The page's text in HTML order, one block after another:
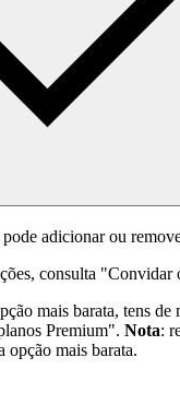
adicionar ou
consulta
mais barata, tens
Premium". Nota:
opção mais barata.